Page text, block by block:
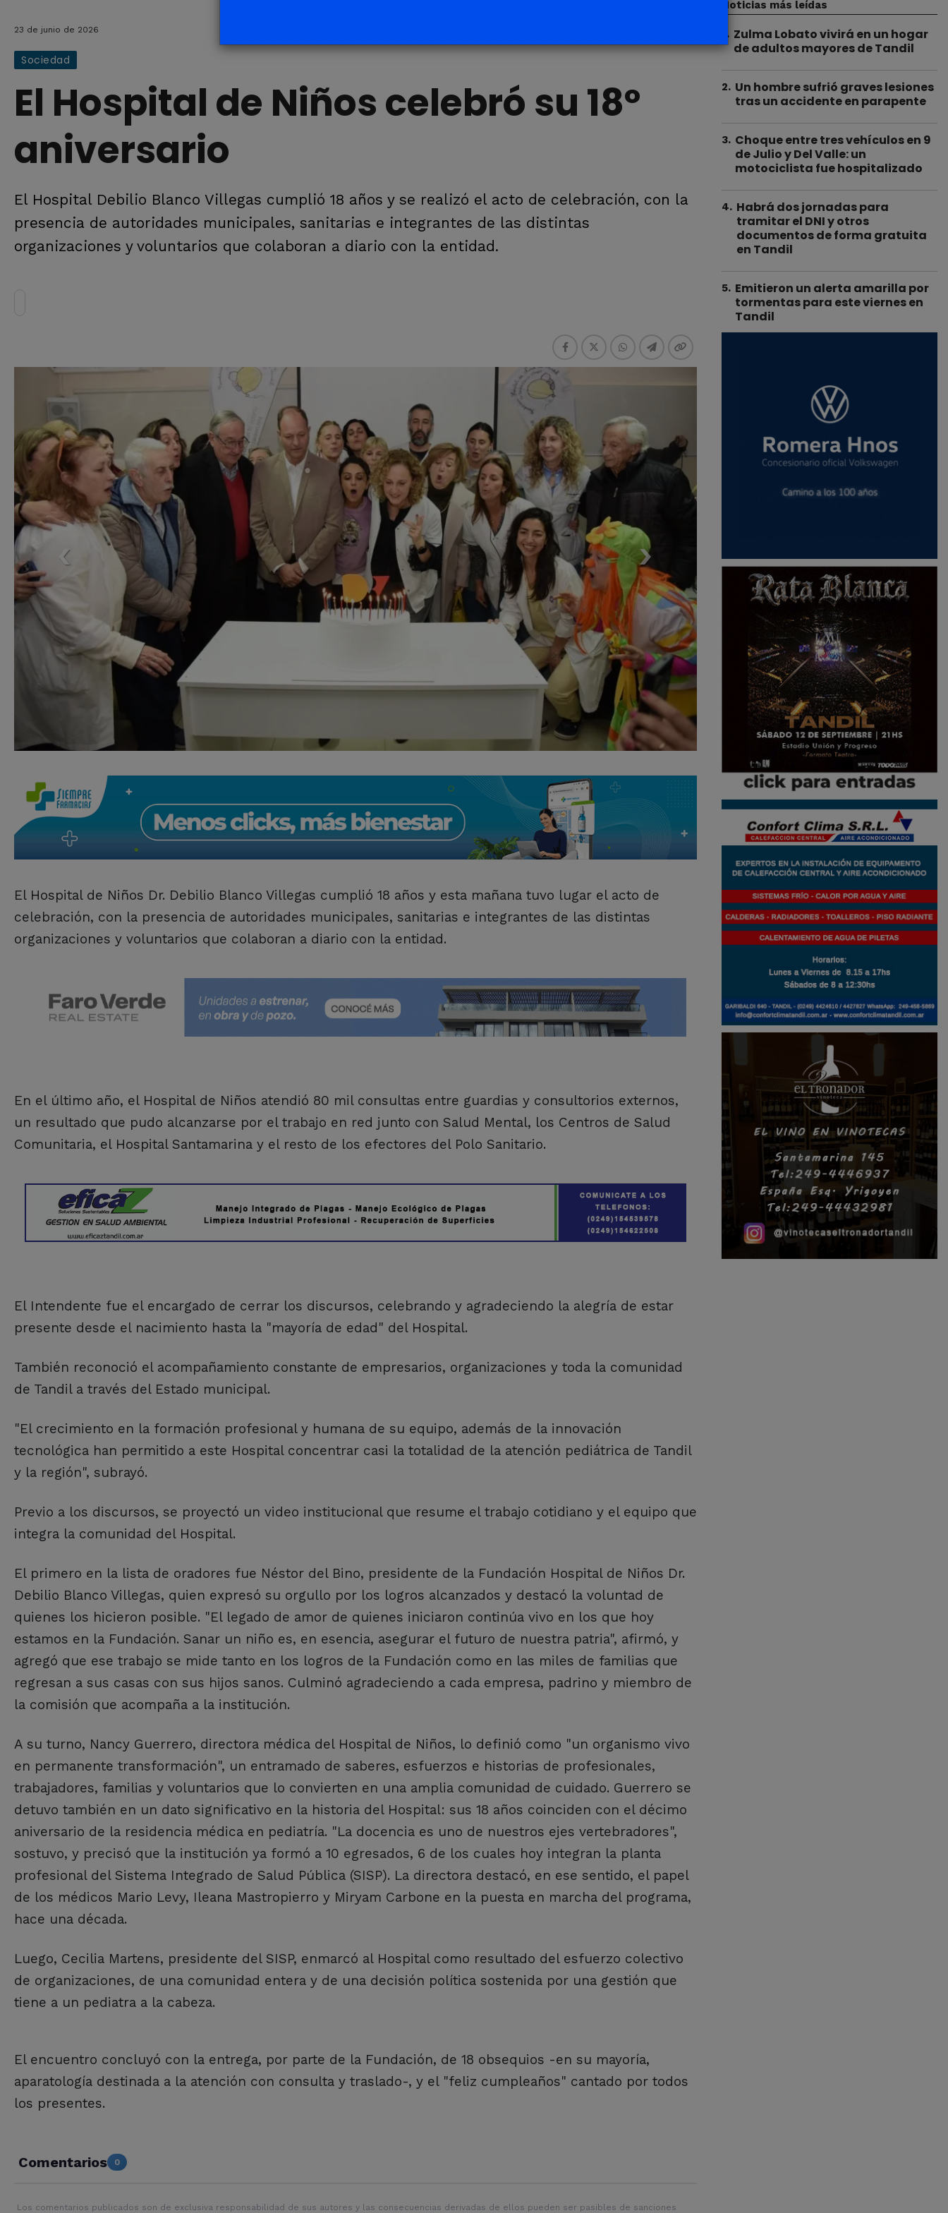
23 de junio de 2026
Sociedad
El Hospital de Niños celebró su 18º
aniversario
El Hospital Debilio Blanco Villegas cumplió 18 años y se realizó el acto de celebración, con la
presencia de autoridades municipales, sanitarias e integrantes de las distintas
organizaciones y voluntarios que colaboran a diario con la entidad.
El Hospital de Niños Dr. Debilio Blanco Villegas cumplió 18 años y esta mañana tuvo lugar el acto de
celebración, con la presencia de autoridades municipales, sanitarias e integrantes de las distintas
organizaciones y voluntarios que colaboran a diario con la entidad.
En el último año, el Hospital de Niños atendió 80 mil consultas entre guardias y consultorios externos,
un resultado que pudo alcanzarse por el trabajo en red junto con Salud Mental, los Centros de Salud
Comunitaria, el Hospital Santamarina y el resto de los efectores del Polo Sanitario.
El Intendente fue el encargado de cerrar los discursos, celebrando y agradeciendo la alegría de estar
presente desde el nacimiento hasta la "mayoría de edad" del Hospital.
También reconoció el acompañamiento constante de empresarios, organizaciones y toda la comunidad
de Tandil a través del Estado municipal.
"El crecimiento en la formación profesional y humana de su equipo, además de la innovación
tecnológica han permitido a este Hospital concentrar casi la totalidad de la atención pediátrica de Tandil
y la región", subrayó.
Previo a los discursos, se proyectó un video institucional que resume el trabajo cotidiano y el equipo que
integra la comunidad del Hospital.
El primero en la lista de oradores fue Néstor del Bino, presidente de la Fundación Hospital de Niños Dr.
Debilio Blanco Villegas, quien expresó su orgullo por los logros alcanzados y destacó la voluntad de
quienes los hicieron posible. "El legado de amor de quienes iniciaron continúa vivo en los que hoy
estamos en la Fundación. Sanar un niño es, en esencia, asegurar el futuro de nuestra patria", afirmó, y
agregó que ese trabajo se mide tanto en los logros de la Fundación como en las miles de familias que
regresan a sus casas con sus hijos sanos. Culminó agradeciendo a cada empresa, padrino y miembro de
la comisión que acompaña a la institución.
A su turno, Nancy Guerrero, directora médica del Hospital de Niños, lo definió como "un organismo vivo
en permanente transformación", un entramado de saberes, esfuerzos e historias de profesionales,
trabajadores, familias y voluntarios que lo convierten en una amplia comunidad de cuidado. Guerrero se
detuvo también en un dato significativo en la historia del Hospital: sus 18 años coinciden con el décimo
aniversario de la residencia médica en pediatría. "La docencia es uno de nuestros ejes vertebradores",
sostuvo, y precisó que la institución ya formó a 10 egresados, 6 de los cuales hoy integran la planta
profesional del Sistema Integrado de Salud Pública (SISP). La directora destacó, en ese sentido, el papel
de los médicos Mario Levy, Ileana Mastropierro y Miryam Carbone en la puesta en marcha del programa,
hace una década.
Luego, Cecilia Martens, presidente del SISP, enmarcó al Hospital como resultado del esfuerzo colectivo
de organizaciones, de una comunidad entera y de una decisión política sostenida por una gestión que
tiene a un pediatra a la cabeza.
El encuentro concluyó con la entrega, por parte de la Fundación, de 18 obsequios -en su mayoría,
aparatología destinada a la atención con consulta y traslado-, y el "feliz cumpleaños" cantado por todos
los presentes.
Comentarios 0
Los comentarios publicados son de exclusiva responsabilidad de sus autores y las consecuencias derivadas de ellos pueden ser pasibles de sanciones
Noticias más leídas
. Zulma Lobato vivirá en un hogar
de adultos mayores de Tandil
2. Un hombre sufrió graves lesiones
tras un accidente en parapente
3. Choque entre tres vehículos en 9
de Julio y Del Valle: un
motociclista fue hospitalizado
4. Habrá dos jornadas para
tramitar el DNI y otros
documentos de forma gratuita
en Tandil
5. Emitieron un alerta amarilla por
tormentas para este viernes en
Tandil